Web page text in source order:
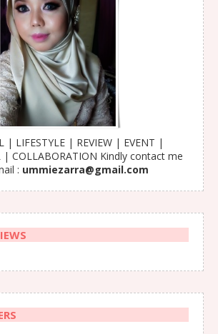
| LIFESTYLE | REVIEW | EVENT |
| COLLABORATION Kindly contact me
: ummiezarra@gmail.com